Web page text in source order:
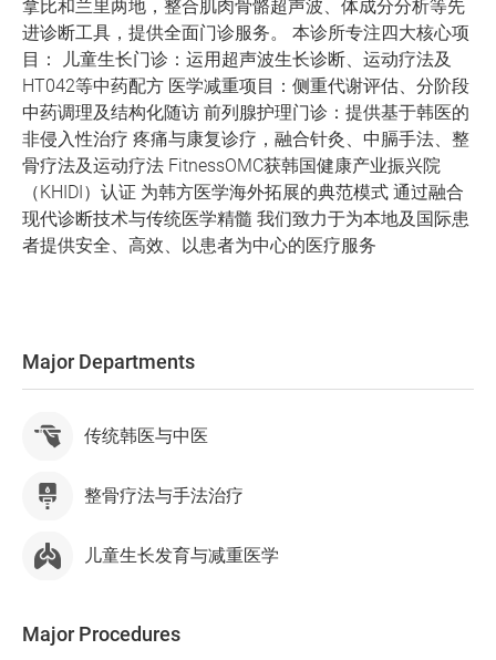
拿比和兰里两地，整合肌肉骨骼超声波、体成分分析等先
进诊断工具，提供全面门诊服务。 本诊所专注四大核心项
目： 儿童生长门诊：运用超声波生长诊断、运动疗法及
HT042等中药配方 医学减重项目：侧重代谢评估、分阶段
中药调理及结构化随访 前列腺护理门诊：提供基于韩医的
非侵入性治疗 疼痛与康复诊疗，融合针灸、中膈手法、整
骨疗法及运动疗法 FitnessOMC获韩国健康产业振兴院
（KHIDI）认证 为韩方医学海外拓展的典范模式 通过融合
现代诊断技术与传统医学精髓 我们致力于为本地及国际患
者提供安全、高效、以患者为中心的医疗服务
Major Departments
传统韩医与中医
整骨疗法与手法治疗
儿童生长发育与减重医学
Major Procedures